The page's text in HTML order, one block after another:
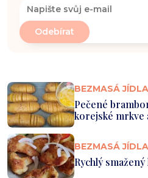
BEZMASÁ JÍDLA
Pečené
korejské mrkve
BEZMASÁ JÍDLA
Rychlý